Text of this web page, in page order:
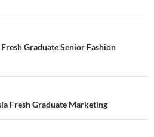
Graduate Senior Fashion
Fresh Graduate Marketing